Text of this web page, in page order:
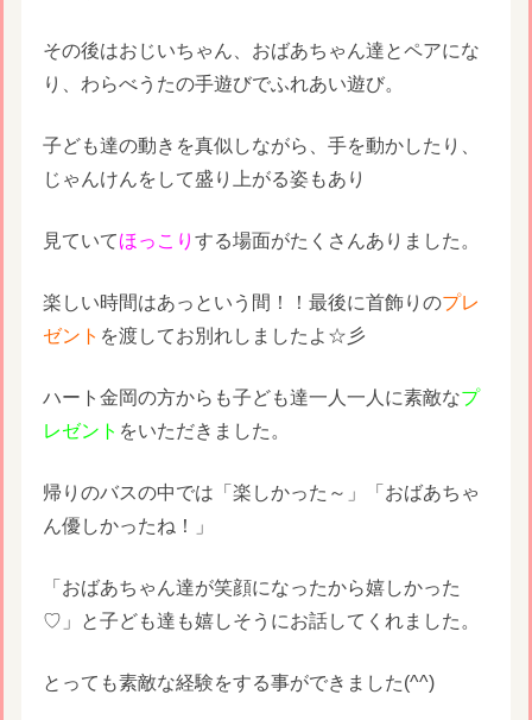
その後はおじいちゃん、おばあちゃん達とペアにな
り、わらべうたの手遊びでふれあい遊び。
子ども達の動きを真似しながら、手を動かしたり、
じゃんけんをして盛り上がる姿もあり
見ていてほっこり する場面がたくさんありました。
楽しい時間はあっという間！！最後に首飾りのプレ
ゼント を渡してお別れしましたよ☆彡
ハート金岡の方からも子ども達一人一人に素敵なプ
レゼント をいただきました。
帰りのバスの中では「楽しかった～」「おばあちゃ
ん優しかったね！」
「おばあちゃん達が笑顔になったから嬉しかった
♡」と子ども達も嬉しそうにお話してくれました。
とっても素敵な経験をする事ができました(^^)